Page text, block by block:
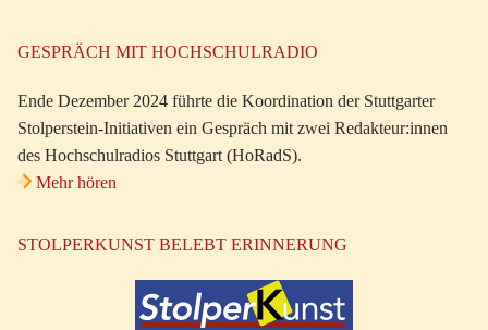
GESPRÄCH MIT HOCHSCHULRADIO
Ende Dezember 2024 führte die Koordination der Stuttgarter
Stolperstein-Initiativen ein Gespräch mit zwei Redakteur:innen
des Hochschulradios Stuttgart (HoRadS).
Mehr hören
STOLPERKUNST BELEBT ERINNERUNG